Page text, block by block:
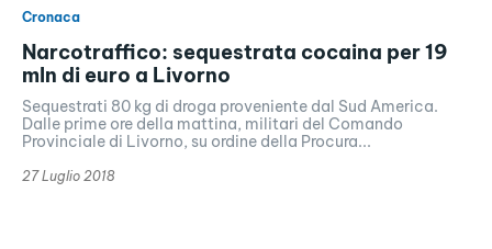
Cronaca
Narcotraffico: sequestrata cocaina per 19
mln di euro a Livorno
Sequestrati 80 kg di droga proveniente dal Sud America.
Dalle prime ore della mattina, militari del Comando
Provinciale di Livorno, su ordine della Procura...
27 Luglio 2018